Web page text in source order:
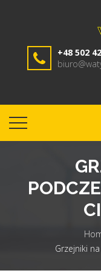
+48 502
Grzejniki